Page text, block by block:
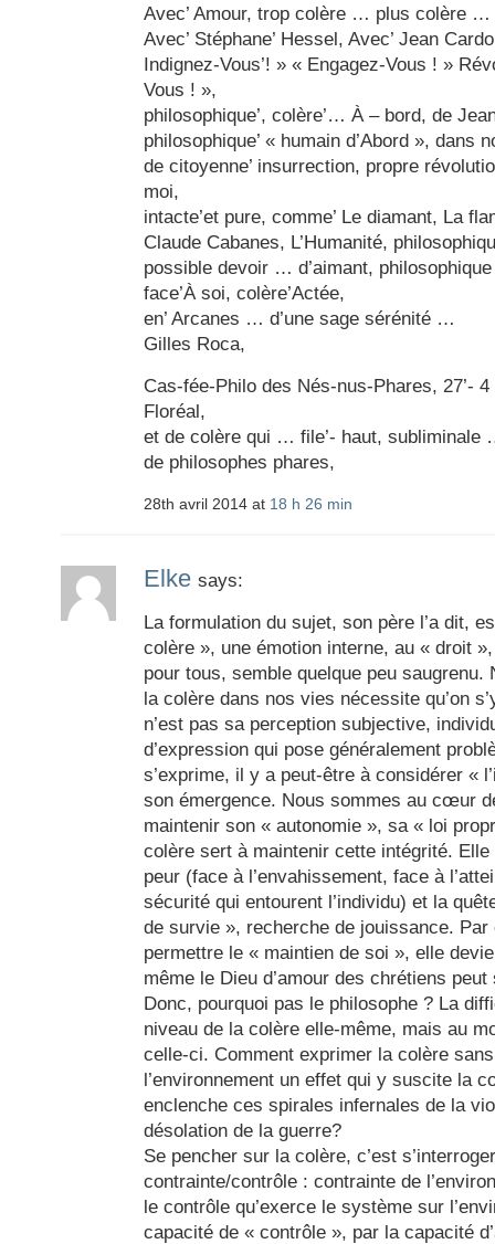
Avec’ Amour, trop colère … plus colère
Avec’ Stéphane’ Hessel, Avec’ Jean
Indignez-Vous’! » « Engagez-Vous ! »
Vous ! »,
philosophique’, colère’… À – bord, de
philosophique’ « humain d’Abord », dans
de citoyenne’ insurrection, propre
moi,
intacte’et pure, comme’ Le diamant, La
Claude Cabanes, L’Humanité,
possible devoir … d’aimant,
face’À soi, colère’Actée,
en’ Arcanes … d’une sage sérénité …
Gilles Roca,
Cas-fée-Philo des Nés-nus-Phares, 27’-
Floréal,
et de colère qui … file’- haut, subliminale
de philosophes phares,
28th avril 2014 at 18 h 26 min
Elke says:
La formulation du sujet, son père l’a dit,
colère », une émotion interne, au « droit
pour tous, semble quelque peu saugrenu.
la colère dans nos vies nécessite qu’on
n’est pas sa perception subjective,
d’expression qui pose généralement
s’exprime, il y a peut-être à considérer «
son émergence. Nous sommes au cœur
maintenir son « autonomie », sa « loi
colère sert à maintenir cette intégrité.
peur (face à l’envahissement, face à
sécurité qui entourent l’individu) et la
de survie », recherche de jouissance.
permettre le « maintien de soi », elle
même le Dieu d’amour des chrétiens
Donc, pourquoi pas le philosophe ? La
niveau de la colère elle-même, mais au
celle-ci. Comment exprimer la colère
l’environnement un effet qui y suscite la
enclenche ces spirales infernales de la
désolation de la guerre?
Se pencher sur la colère, c’est
contrainte/contrôle : contrainte de
le contrôle qu’exerce le système sur
capacité de « contrôle », par la capacité